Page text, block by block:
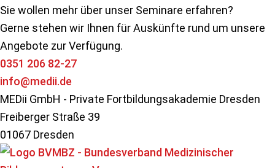
Sie wollen mehr über unser Seminare erfahren?
Gerne stehen wir Ihnen für Auskünfte rund um unsere
Angebote zur Verfügung.
0351 206 82-27
info@medii.de
MEDii GmbH - Private Fortbildungsakademie Dresden
Freiberger Straße 39
01067 Dresden